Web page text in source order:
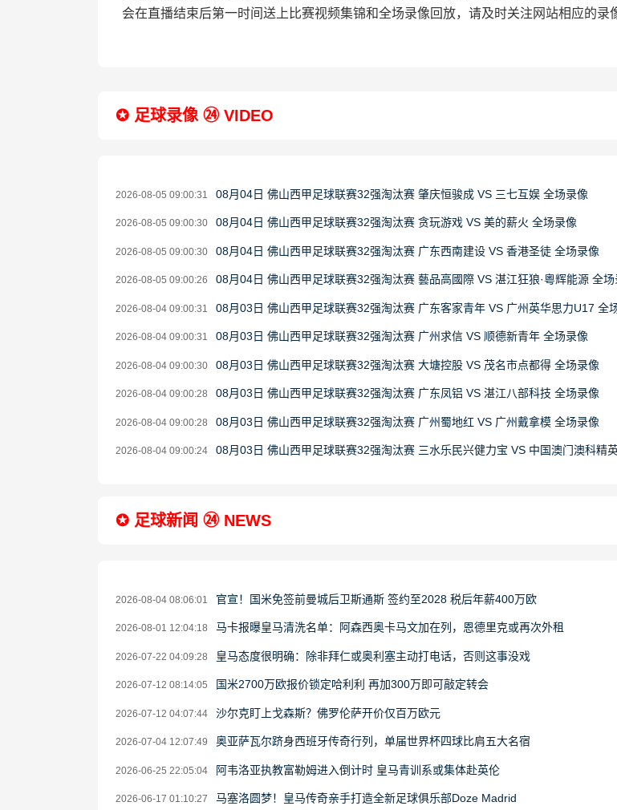
会在直播结束后第一时间送上比赛视频集锦和全场录像回放，请及时关注网站相应的录
✪ 足球录像 ㉔ VIDEO
2026-08-05 09:00:31 08月04日 佛山西甲足球联赛32强淘汰赛 肇庆恒骏成 VS 三七互娱 全场录像
2026-08-05 09:00:30 08月04日 佛山西甲足球联赛32强淘汰赛 贪玩游戏 VS 美的薪火 全场录像
2026-08-05 09:00:30 08月04日 佛山西甲足球联赛32强淘汰赛 广东西南建设 VS 香港圣徒 全场录像
2026-08-05 09:00:26 08月04日 佛山西甲足球联赛32强淘汰赛 藝品高國際 VS 湛江狂狼·粵辉能源 全场
2026-08-04 09:00:31 08月03日 佛山西甲足球联赛32强淘汰赛 广东客家青年 VS 广州英华思力U17 全
2026-08-04 09:00:31 08月03日 佛山西甲足球联赛32强淘汰赛 广州求信 VS 顺德新青年 全场录像
2026-08-04 09:00:30 08月03日 佛山西甲足球联赛32强淘汰赛 大塘控股 VS 茂名市点都得 全场录像
2026-08-04 09:00:28 08月03日 佛山西甲足球联赛32强淘汰赛 广东凤铝 VS 湛江八部科技 全场录像
2026-08-04 09:00:28 08月03日 佛山西甲足球联赛32强淘汰赛 广州蜀地红 VS 广州戴拿模 全场录像
2026-08-04 09:00:24 08月03日 佛山西甲足球联赛32强淘汰赛 三水乐民兴健力宝 VS 中国澳门澳科精
✪ 足球新闻 ㉔ NEWS
2026-08-04 08:06:01 官宣！国米免签前曼城后卫斯通斯 签约至2028 税后年薪400万欧
2026-08-01 12:04:18 马卡报曝皇马清洗名单：阿森西奥卡马文加在列，恩德里克或再次外租
2026-07-22 04:09:28 皇马态度很明确：除非拜仁或奥利塞主动打电话，否则这事没戏
2026-07-12 08:14:05 国米2700万欧报价锁定哈利利 再加300万即可敲定转会
2026-07-12 04:07:44 沙尔克盯上戈森斯？佛罗伦萨开价仅百万欧元
2026-07-04 12:07:49 奥亚萨瓦尔跻身西班牙传奇行列，单届世界杯四球比肩五大名宿
2026-06-25 22:05:04 阿韦洛亚执教富勒姆进入倒计时 皇马青训系或集体赴英伦
2026-06-17 01:10:27 马塞洛圆梦！皇马传奇亲手打造全新足球俱乐部Doze Madrid